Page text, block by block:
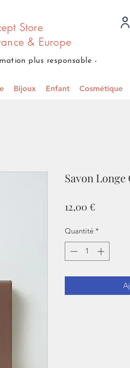
Store
& Europe
plus responsable -
Bijoux Enfant Cosmétique
Savon
12,00 €
Quantité *